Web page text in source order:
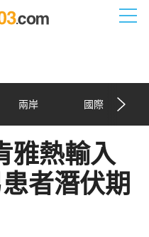
兩岸 國際
雅熱輸入
者潛伏期